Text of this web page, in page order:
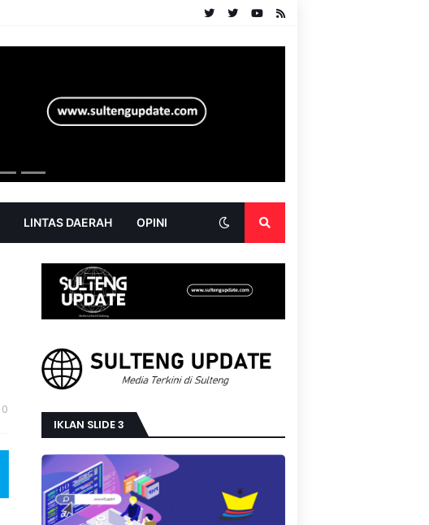
LINTAS DAERAH OPINI
0
IKLAN SLIDE 3